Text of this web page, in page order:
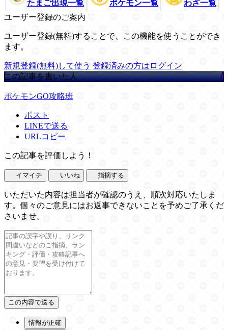
たまご出現一覧 ポケモン一覧
わざ一覧
ユーザー登録のご案内
ユーザー登録(無料)することで、この機能を使うことができ
ます。
新規登録(無料)して使う 登録済みの方はログイン
この記事を書いた人
ポケモンGO攻略班
ポスト
LINEで送る
URLコピー
この記事を評価しよう！
イマイチ いいね 指摘する
いただいた内容は担当者が確認のうえ、順次対応いたしま
す。個々のご意見にはお返事できないことを予めご了承くだ
さいませ。
情報が正確